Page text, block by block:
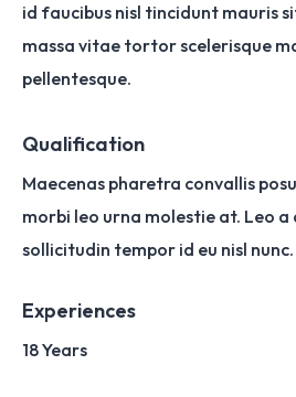
id faucibus nisl tincidunt mauris
massa vitae tortor scelerisque
pellentesque.
Qualification
Maecenas pharetra convallis
morbi leo urna molestie at. Leo a
sollicitudin tempor id eu nisl nunc.
Experiences
18 Years